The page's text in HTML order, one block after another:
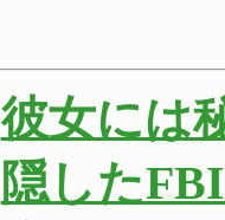
彼女には
隠した